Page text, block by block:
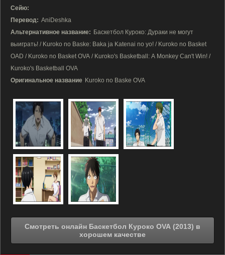
Сейю:
Перевод: AniDeshka
Альтернативное название: Баскетбол Куроко: Дураки не могут
выиграть! / Kuroko no Baske: Baka ja Katenai no yo! / Kuroko no Basket
OAD / Kuroko no Basket OVA / Kuroko's Basketball: A Monkey Can't Win! /
Kuroko's Basketball OVA
Оригинальное название Kuroko no Baske OVA
Смотреть онлайн Баскетбол Куроко OVA (2013) в
хорошем качестве